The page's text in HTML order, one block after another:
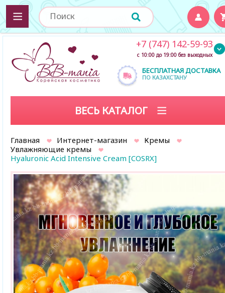
БЕСПЛАТНАЯ ДОСТАВКА
ПО КАЗАХСТАНУ
+7 (747) 142-59-93
с 10:00 до 19:00 без выходных
ВЕСЬ КАТАЛОГ
Главная Интернет-магазин
Кремы
Увлажняющие кремы
Hyaluronic Acid Intensive Cream [COSRX]